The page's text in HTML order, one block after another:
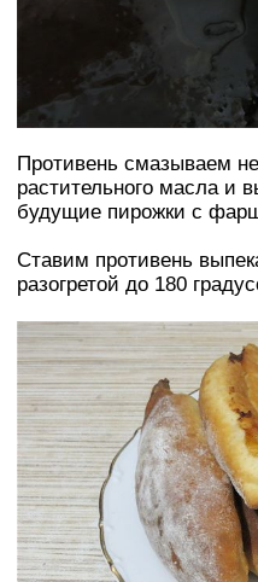
Противень смазываем
растительного масла и
будущие пирожки с
Ставим противень
разогретой до 180